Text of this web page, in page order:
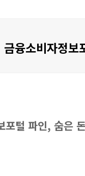
금융소비자정보
포털 파인, 숨